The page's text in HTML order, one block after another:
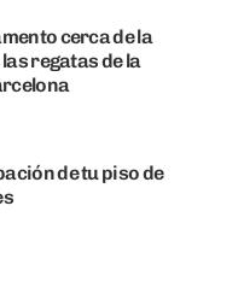
cerca de la
regatas de la
de tu piso de